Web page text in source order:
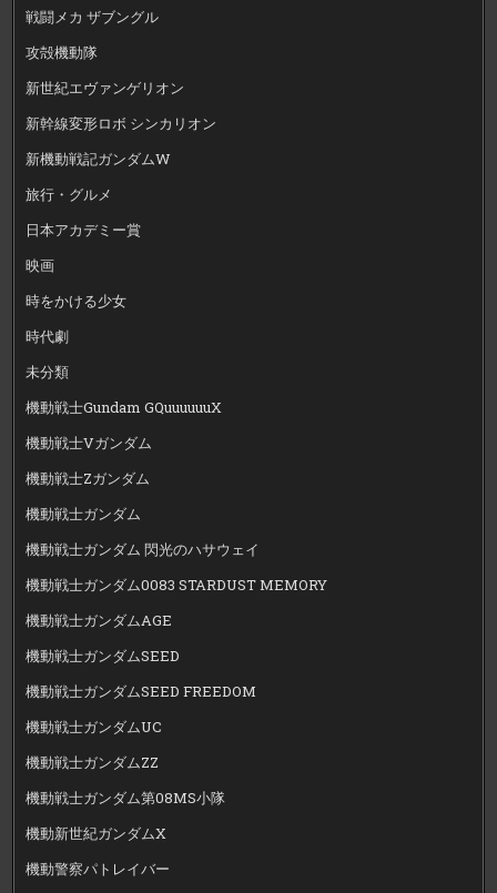
戦闘メカ ザブングル
攻殻機動隊
新世紀エヴァンゲリオン
新幹線変形ロボ シンカリオン
新機動戦記ガンダムW
旅行・グルメ
日本アカデミー賞
映画
時をかける少女
時代劇
未分類
機動戦士Gundam GQuuuuuuX
機動戦士Vガンダム
機動戦士Zガンダム
機動戦士ガンダム
機動戦士ガンダム 閃光のハサウェイ
機動戦士ガンダム0083 STARDUST MEMORY
機動戦士ガンダムAGE
機動戦士ガンダムSEED
機動戦士ガンダムSEED FREEDOM
機動戦士ガンダムUC
機動戦士ガンダムZZ
機動戦士ガンダム第08MS小隊
機動新世紀ガンダムX
機動警察パトレイバー